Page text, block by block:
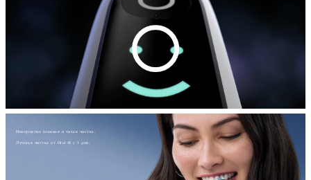
Невероятно плавная и тихая чистка.
Лучшая чистка от Oral-B с 1 дня.